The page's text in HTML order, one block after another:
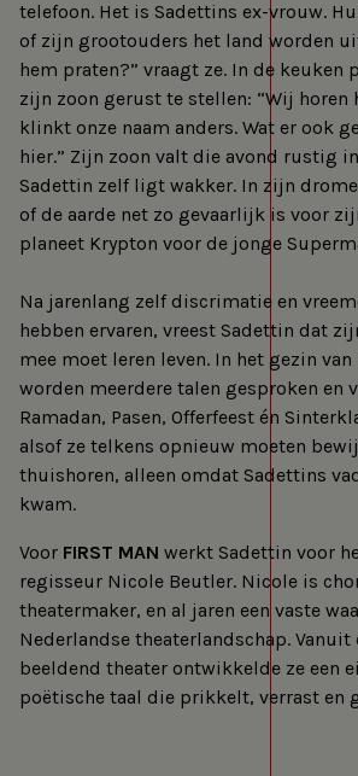
telefoon. Het is Sadettins ex-vrouw.
of zijn grootouders het land worden
hem praten?” vraagt ze. In de keuken
zijn zoon gerust te stellen: “Wij horen
klinkt onze naam anders. Wat er ook
hier.” Zijn zoon valt die avond rustig
Sadettin zelf ligt wakker. In zijn
of de aarde net zo gevaarlijk is voor
planeet Krypton voor de jonge
Na jarenlang zelf discrimatie en
hebben ervaren, vreest Sadettin dat
mee moet leren leven. In het gezin van
worden meerdere talen gesproken en
Ramadan, Pasen, Offerfeest én
alsof ze telkens opnieuw moeten
thuishoren, alleen omdat Sadettins
kwam.
Voor FIRST MAN werkt Sadettin voor
regisseur Nicole Beutler. Nicole is
theatermaker, en al jaren een vaste
Nederlandse theaterlandschap. Vanuit
beeldend theater ontwikkelde ze een
poëtische taal die prikkelt, verrast en